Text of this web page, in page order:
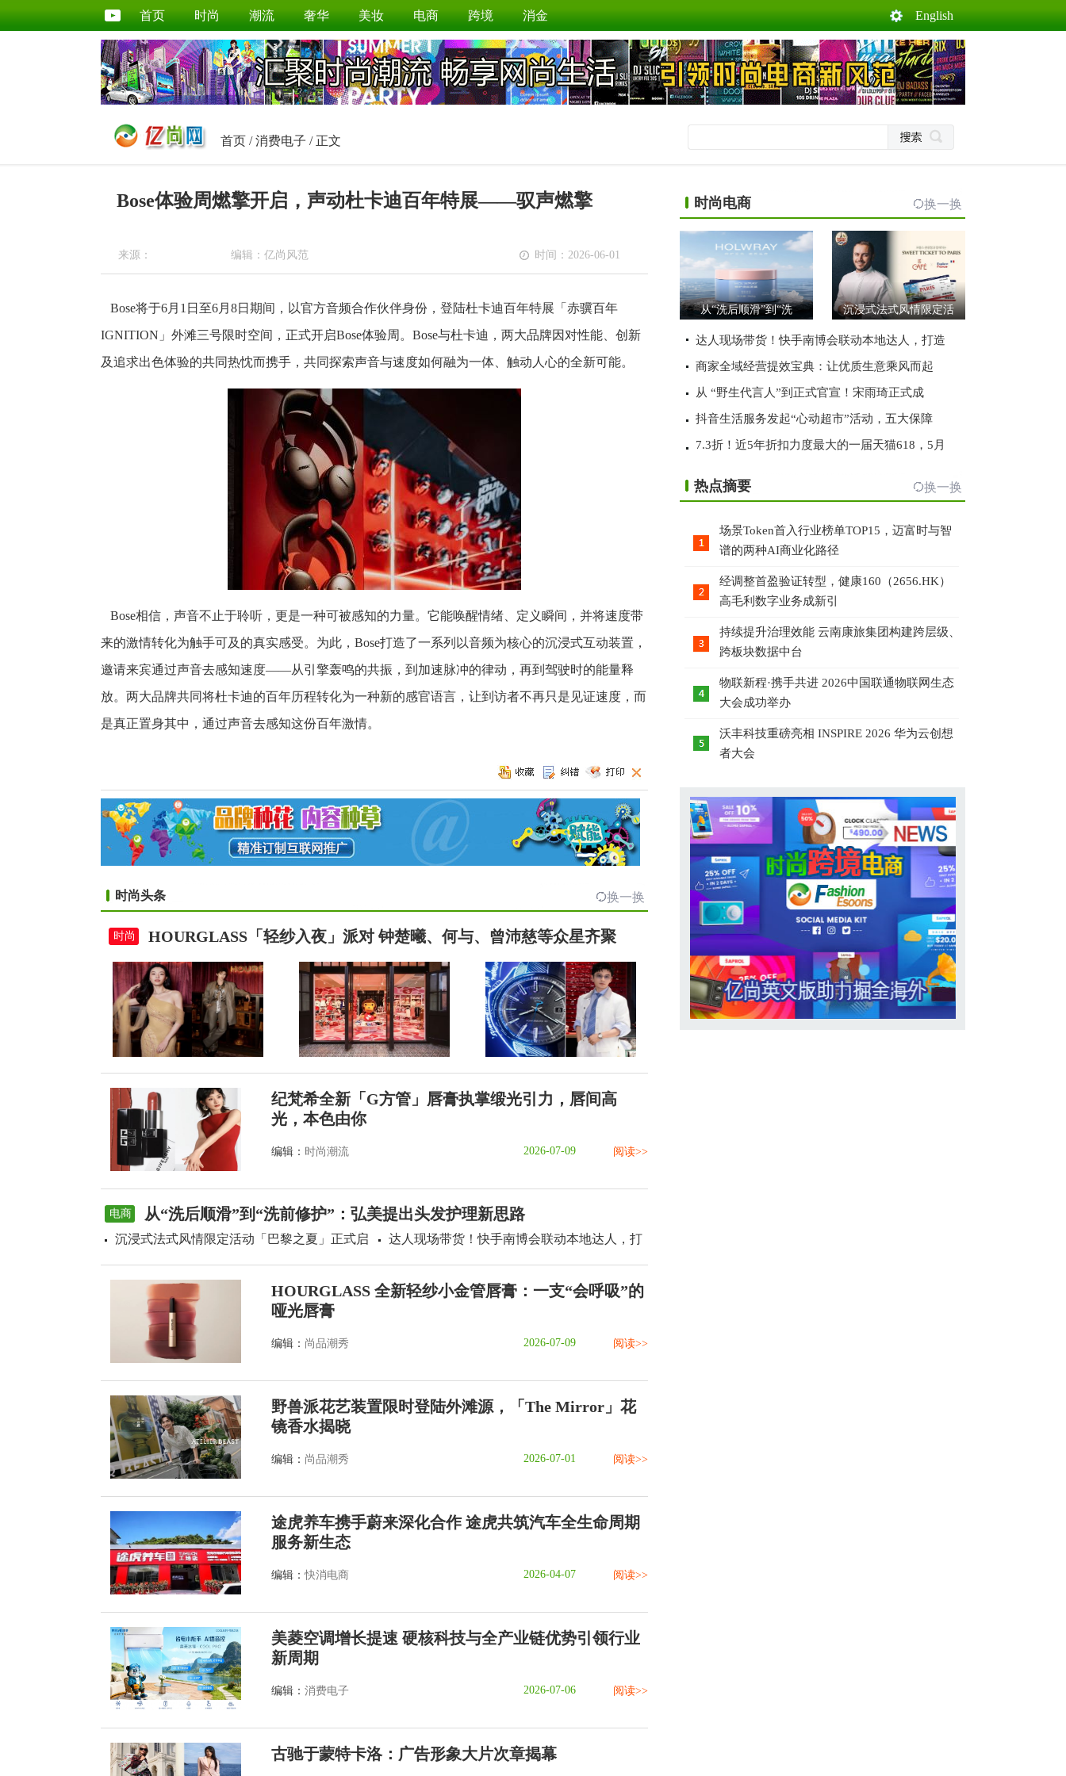
首页 时尚 潮流 奢华 美妆 电商 跨境 消金 English
首页 /消费电子 / 正文
Bose体验周燃擎开启，声动杜卡迪百年特展——驭声燃擎
来源： 编辑：亿尚风范 时间：2026-06-01
Bose将于6月1日至6月8日期间，以官方音频合作伙伴身份，登陆杜卡迪百年特展「赤骥百年
IGNITION」外滩三号限时空间，正式开启Bose体验周。Bose与杜卡迪，两大品牌因对性能、创新
及追求出色体验的共同热忱而携手，共同探索声音与速度如何融为一体、触动人心的全新可能。
Bose相信，声音不止于聆听，更是一种可被感知的力量。它能唤醒情绪、定义瞬间，并将速度带
来的激情转化为触手可及的真实感受。为此，Bose打造了一系列以音频为核心的沉浸式互动装置，
邀请来宾通过声音去感知速度——从引擎轰鸣的共振，到加速脉冲的律动，再到驾驶时的能量释
放。两大品牌共同将杜卡迪的百年历程转化为一种新的感官语言，让到访者不再只是见证速度，而
是真正置身其中，通过声音去感知这份百年激情。
时尚头条 换一换
时尚 HOURGLASS「轻纱入夜」派对 钟楚曦、何与、曾沛慈等众星齐聚
纪梵希全新「G方管」唇膏执掌缎光引力，唇间高
光，本色由你
编辑： 时尚潮流 2026-07-09 阅读>>
电商 从“洗后顺滑”到“洗前修护”：弘美提出头发护理新思路
沉浸式法式风情限定活动「巴黎之夏」正式启 达人现场带货！快手南博会联动本地达人，打
HOURGLASS 全新轻纱小金管唇膏：一支“会呼吸”的
哑光唇膏
编辑： 尚品潮秀 2026-07-09 阅读>>
野兽派花艺装置限时登陆外滩源，「The Mirror」花
镜香水揭晓
编辑： 尚品潮秀 2026-07-01 阅读>>
途虎养车携手蔚来深化合作 途虎共筑汽车全生命周期
服务新生态
编辑：快消电商 2026-04-07 阅读>>
美菱空调增长提速 硬核科技与全产业链优势引领行业
新周期
编辑： 消费电子 2026-07-06 阅读>>
古驰于蒙特卡洛：广告形象大片次章揭幕
时尚电商 换一换
从“洗后顺滑”到“洗 沉浸式法式风情限定活
达人现场带货！快手南博会联动本地达人，打造
商家全域经营提效宝典：让优质生意乘风而起
从 “野生代言人”到正式官宣！宋雨琦正式成
抖音生活服务发起“心动超市”活动，五大保障
7.3折！近5年折扣力度最大的一届天猫618，5月
热点摘要 换一换
场景Token首入行业榜单TOP15，迈富时与智
谱的两种AI商业化路径
经调整首盈验证转型，健康160（2656.HK）
高毛利数字业务成新引
持续提升治理效能 云南康旅集团构建跨层级、
跨板块数据中台
物联新程·携手共进 2026中国联通物联网生态
大会成功举办
沃丰科技重磅亮相 INSPIRE 2026 华为云创想
者大会